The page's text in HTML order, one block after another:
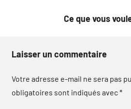
Ce que vous
Laisser un commentaire
Votre adresse e-mail ne sera pas
obligatoires sont indiqués avec*